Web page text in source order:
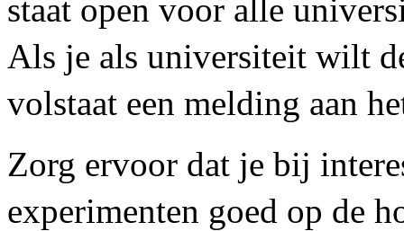
staat open voor alle
Als je als universiteit wilt
volstaat een melding aan
Zorg ervoor dat je bij
experimenten goed op de